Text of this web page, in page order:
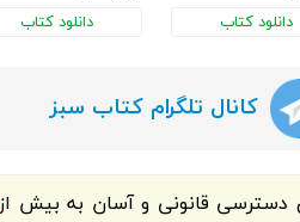
دانلود کتاب دانلود کتاب
کانال تلگرام کتاب سبز
دسترسی قانونی و آسان به بیش از